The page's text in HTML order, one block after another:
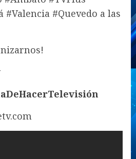
#Valencia #Quevedo a las